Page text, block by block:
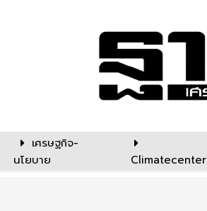
เศรษฐกิจ-
นโยบาย
Climatecenter